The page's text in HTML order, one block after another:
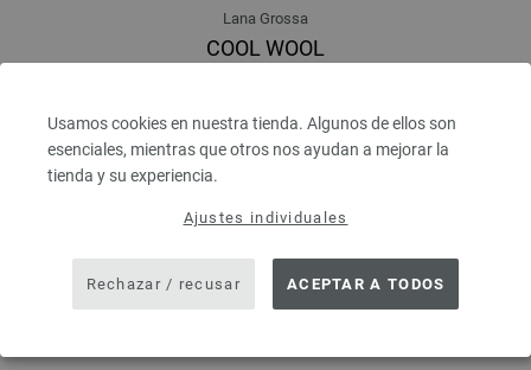
Usamos cookies en nuestra tienda. Algunos de ellos son
esenciales, mientras que otros nos ayudan a mejorar la
tienda y su experiencia.
Ajustes individuales
Rechazar / recusar ACEPTAR A TODOS
Lana Grossa
COOL WOOL
Grosor de las agujas: 3 - 3,5
5,46 €